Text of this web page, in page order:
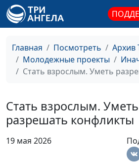
Главная Посмотреть
Архив
Молодежные проекты
Стать взрослым. Уметь
Стать взрослым. Уметь
разрешать конфликты
19 мая 2026
Феофанов
Стать взрослым.
стрессами
Ольга
Агеева,
Ангелика
Демченко,
Заборский,
Феофанов